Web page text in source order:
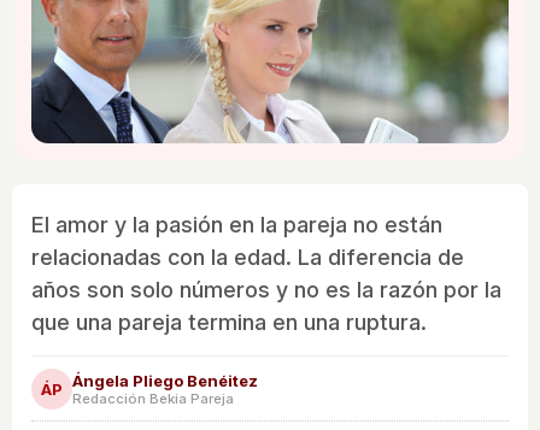
El amor y la pasión en la pareja no están
relacionadas con la edad. La diferencia de
años son solo números y no es la razón por la
que una pareja termina en una ruptura.
ÁP Ángela Pliego Benéitez
Redacción Bekia Pareja